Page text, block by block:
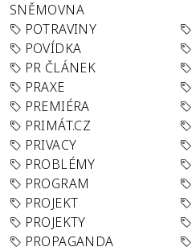
SNĚMOVNA
POTRAVINY
POVÍDKA
PR ČLÁNEK
PRAXE
PREMIÉRA
PRIMÁT.CZ
PRIVACY
PROBLÉMY
PROGRAM
PROJEKT
PROJEKTY
PROPAGANDA